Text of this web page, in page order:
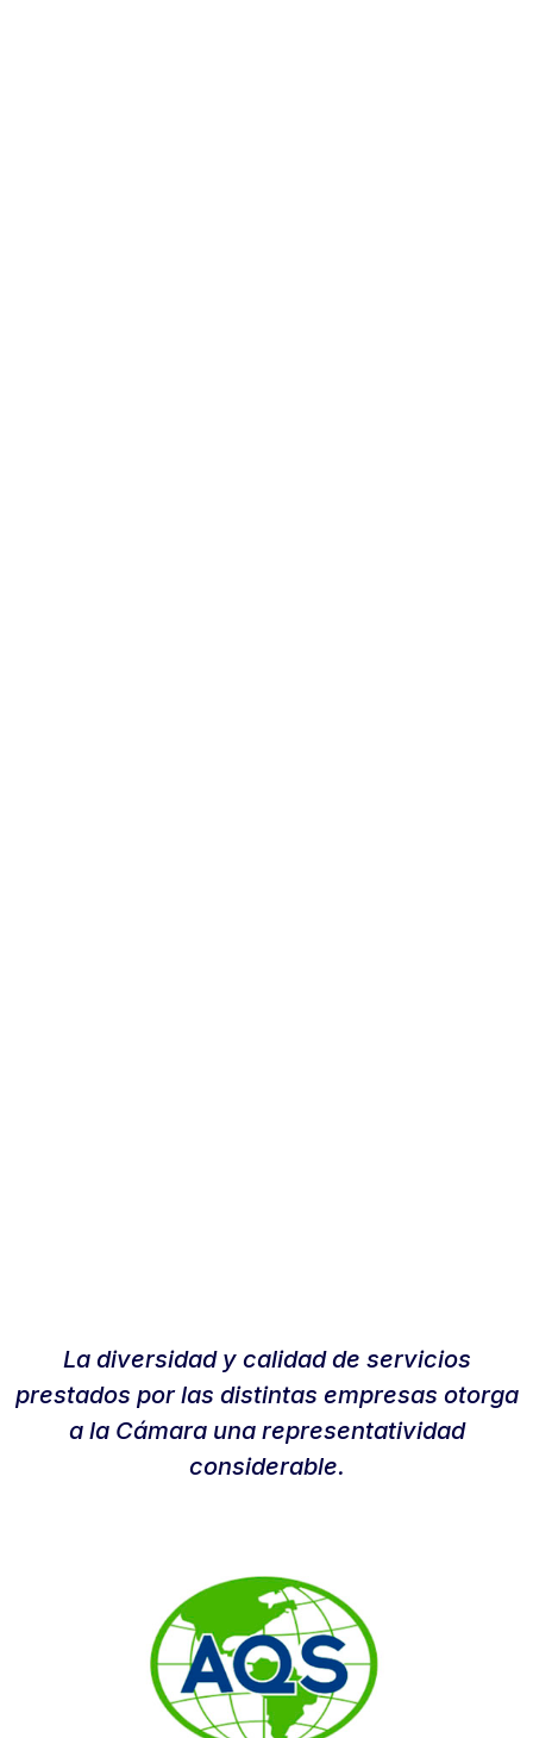
La diversidad y calidad de servicios
prestados por las distintas empresas otorga
a la Cámara una representatividad
considerable.